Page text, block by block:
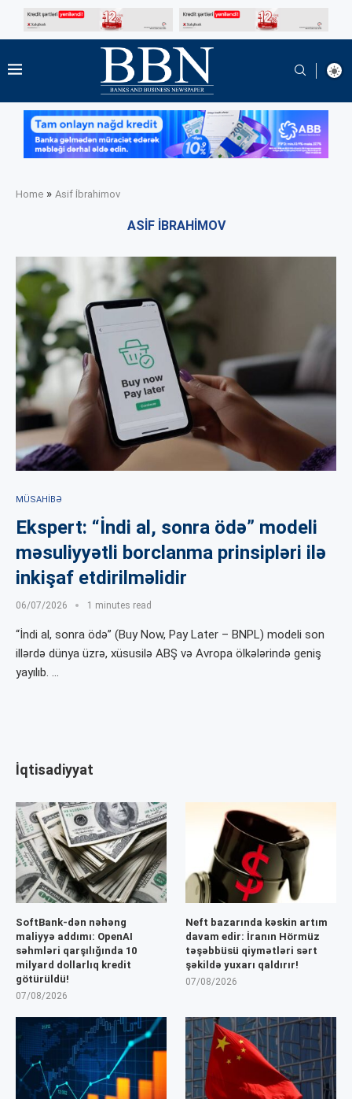
Home » Asif İbrahimov
ASIF İBRAHIMOV
MÜSAHIBƏ
Ekspert: “İndi al, sonra ödə” modeli
məsuliyyətli borclanma prinsipləri ilə
inkişaf etdirilməlidir
06/07/2026 1 minutes read
“İndi al, sonra ödə” (Buy Now, Pay Later – BNPL) modeli son
illərdə dünya üzrə, xüsusilə ABŞ və Avropa ölkələrində geniş
yayılıb. …
İqtisadiyyat
SoftBank-dən nəhəng
maliyyə addımı: OpenAI
səhmləri qarşılığında 10
milyard dollarlıq kredit
götürüldü!
07/08/2026
Neft bazarında kəskin artım
davam edir: İranın Hörmüz
təşəbbüsü qiymətləri sərt
şəkildə yuxarı qaldırır!
07/08/2026